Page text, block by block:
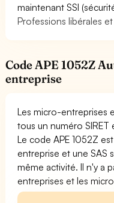
maintenant SSI
Professions libérales
Code APE 1052Z
entreprise
Les micro-entreprises
tous un numéro
Le code APE 1052Z
entreprise et une SAS
même activité. Il n'y a
entreprises et les